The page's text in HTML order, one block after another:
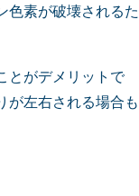
色素が破壊されるた
とがデメリットで
が左右される場合も